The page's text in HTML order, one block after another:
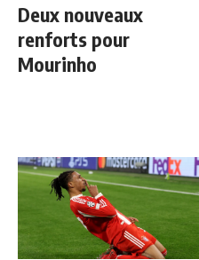
Deux nouveaux
renforts pour
Mourinho